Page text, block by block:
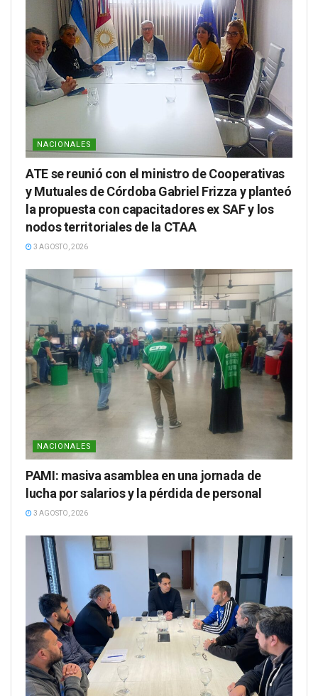
NACIONALES
ATE se reunió con el ministro de Cooperativas
y Mutuales de Córdoba Gabriel Frizza y planteó
la propuesta con capacitadores ex SAF y los
nodos territoriales de la CTAA
3 AGOSTO, 2026
NACIONALES
PAMI: masiva asamblea en una jornada de
lucha por salarios y la pérdida de personal
3 AGOSTO, 2026